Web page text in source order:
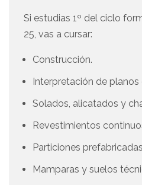
Si estudias 1º del ciclo
25, vas a cursar:
Construcción.
Interpretación de
Solados, alicatados y
Revestimientos
Particiones
Mamparas y suelos